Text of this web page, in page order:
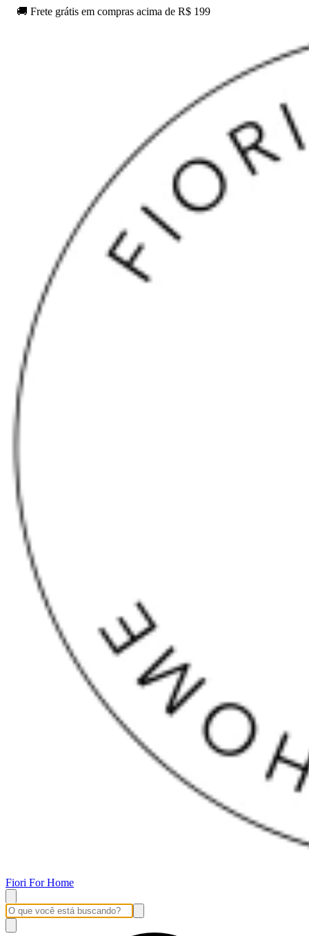
🚚 Frete grátis em compras acima de R$ 199
Fiori For Home